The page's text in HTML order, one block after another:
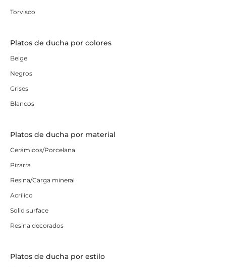
Torvisco
Platos de ducha por colores
Beige
Negros
Grises
Blancos
Platos de ducha por material
Cerámicos/Porcelana
Pizarra
Resina/Carga mineral
Acrílico
Solid surface
Resina decorados
Platos de ducha por estilo